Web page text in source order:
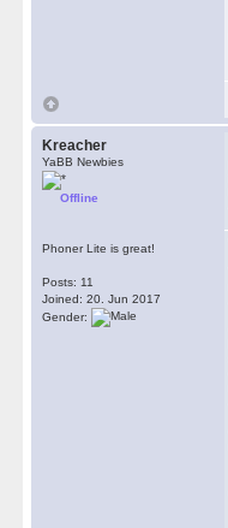
Kreacher
YaBB Newbies
Offline
Phoner Lite is great!
Posts: 11
Joined: 20. Jun 2017
Gender: